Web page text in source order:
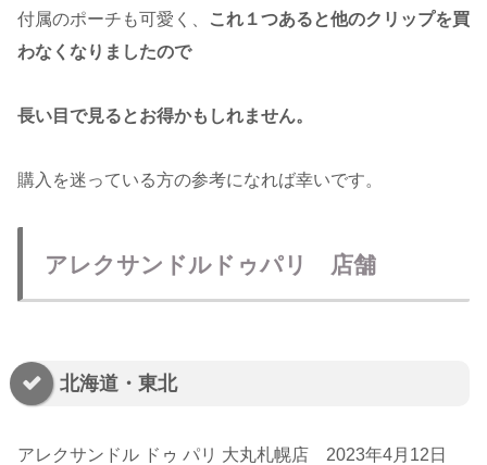
付属のポーチも可愛く、
これ１つあると他のクリップを買
わなくなりましたので
長い目で見るとお得かもしれません。
購入を迷っている方の参考になれば幸いです。
アレクサンドルドゥパリ 店舗
北海道・東北
アレクサンドル ドゥ パリ 大丸札幌店 2023年4月12日